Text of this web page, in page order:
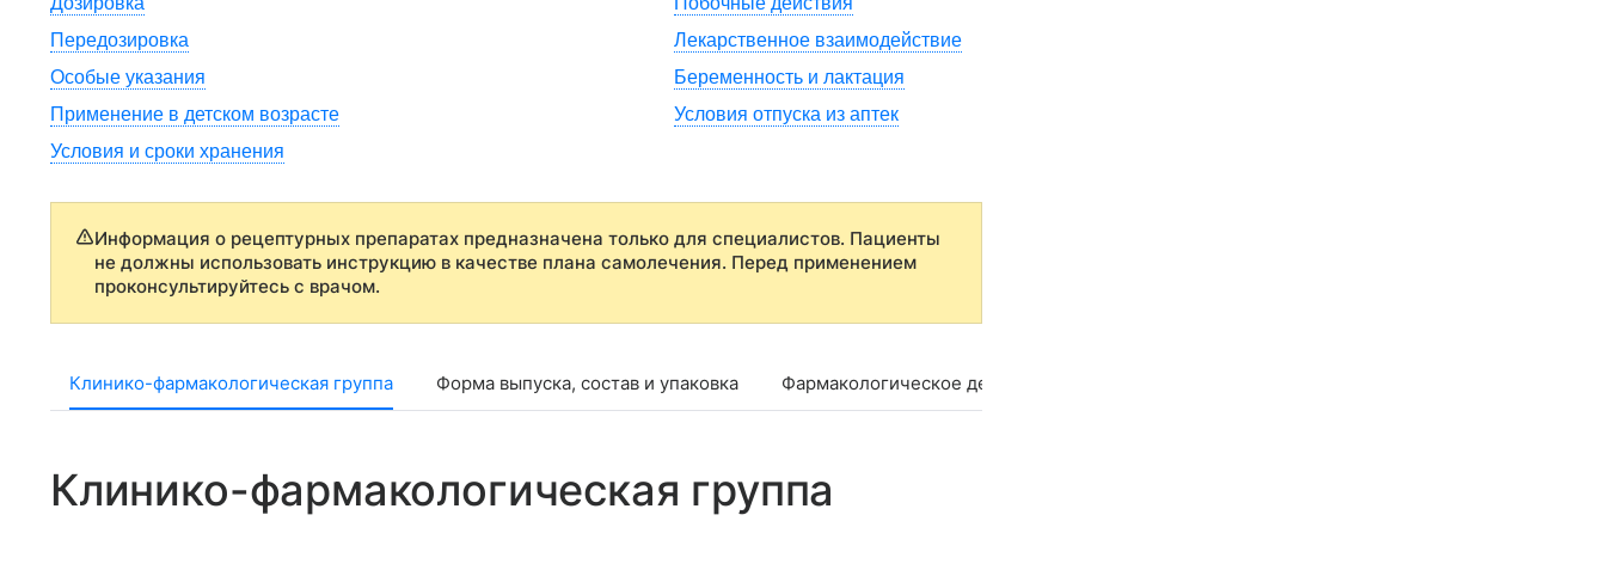
Передозировка
Лекарственное взаимодействие
Особые указания
Беременность и лактация
Применение в детском возрасте
Условия отпуска из аптек
Условия и сроки хранения
Информация о рецептурных препаратах предназначена только для специалистов. Пациенты
не должны использовать инструкцию в качестве плана самолечения. Перед применением
проконсультируйтесь с врачом.
Клинико-фармакологическая группа Форма выпуска, состав и упаковка Фармакологическое действие
Клинико-фармакологическая группа